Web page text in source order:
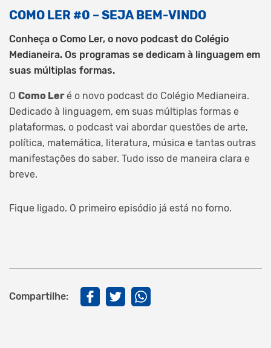
COMO LER #0 – SEJA BEM-VINDO
Conheça o Como Ler, o novo podcast do Colégio
Medianeira. Os programas se dedicam à linguagem em
suas múltiplas formas.
O Como Leré o novo podcast do Colégio Medianeira.
Dedicado à linguagem, em suas múltiplas formas e
plataformas, o podcast vai abordar questões de arte,
política, matemática, literatura, música e tantas outras
manifestações do saber. Tudo isso de maneira clara e
breve.
Fique ligado. O primeiro episódio já está no forno.
Compartilhe: